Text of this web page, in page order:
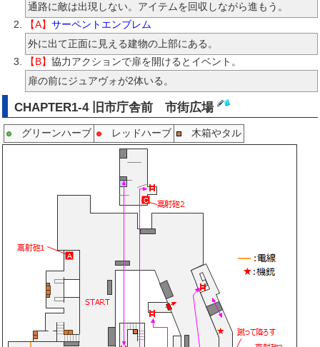
通路に敵は出現しない。アイテムを回収しながら進もう。
【A】 サーペントエンブレム
外に出て正面に見える建物の上部にある。
【B】 協力アクションで扉を開けるとイベント。
扉の前にジュアヴォが2体いる。
CHAPTER1-4 旧市庁舎前 市街広場
グリーンハーブ レッドハーブ 木箱やタル